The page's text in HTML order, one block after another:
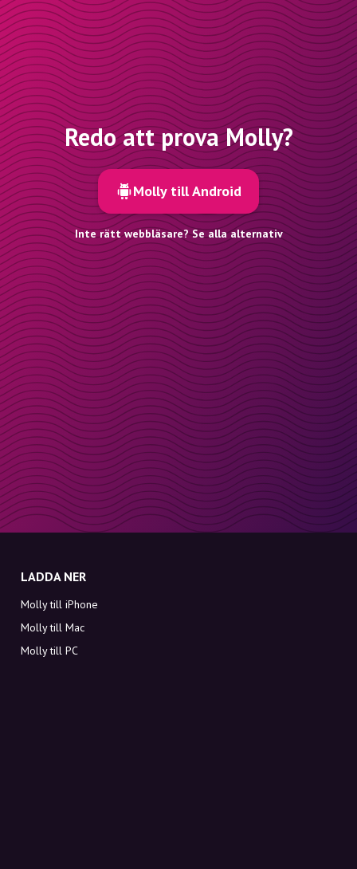
Redo att prova Molly?
Molly till Android
Inte rätt webbläsare? Se alla alternativ
LADDA NER
Molly till iPhone
Molly till Mac
Molly till PC